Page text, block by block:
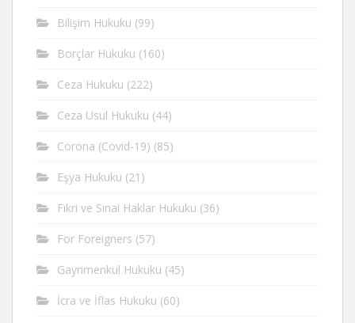
Bilişim Hukuku (99)
Borçlar Hukuku (160)
Ceza Hukuku (222)
Ceza Usul Hukuku (44)
Corona (Covid-19) (85)
Eşya Hukuku (21)
Fikri ve Sinai Haklar Hukuku (36)
For Foreigners (57)
Gayrimenkul Hukuku (45)
İcra ve İflas Hukuku (60)